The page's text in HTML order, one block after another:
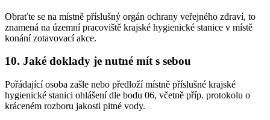
Obraťte se na místně příslušný orgán ochrany veřejného zdraví, to
znamená na územní pracoviště krajské hygienické stanice v místě
konání zotavovací akce.
10. Jaké doklady je nutné mít s sebou
Pořádající osoba zašle nebo předloží místně příslušné krajské
hygienické stanici ohlášení dle bodu 06, včetně příp. protokolu o
kráceném rozboru jakosti pitné vody.